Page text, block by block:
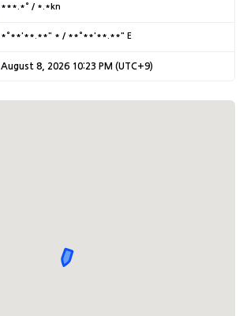
***.*° / *.*kn
*°**'**.**" * / **°**'**.**" E
August 8, 2026 10:23 PM (UTC+9)